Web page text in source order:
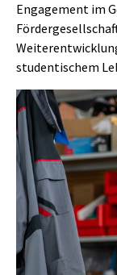
Engagement im
studentischem